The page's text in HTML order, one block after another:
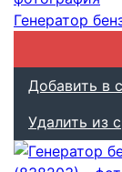
Генератор
Добавить в
Удалить из